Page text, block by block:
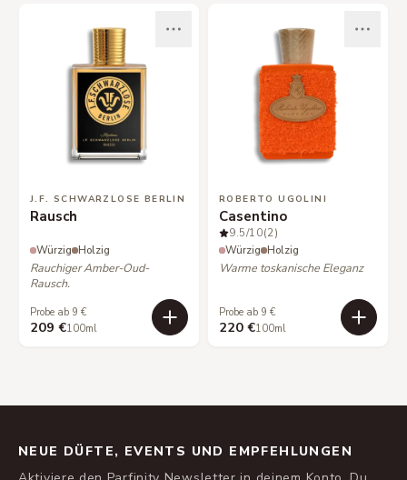
J.F. SCHWARZLOSE BERLIN
Rausch
Würzig Holzig
Rauchiger Amber-Oud-
Rausch.
Probe ab 9 €
209 €100ml
ROBERTO UGOLINI
Casentino
9.5/10(2)
Würzig Holzig
Warme toskanische Eleganz
Probe ab 9 €
220 €100ml
NEUE DÜFTE, EVENTS UND EMPFEHLUNGEN